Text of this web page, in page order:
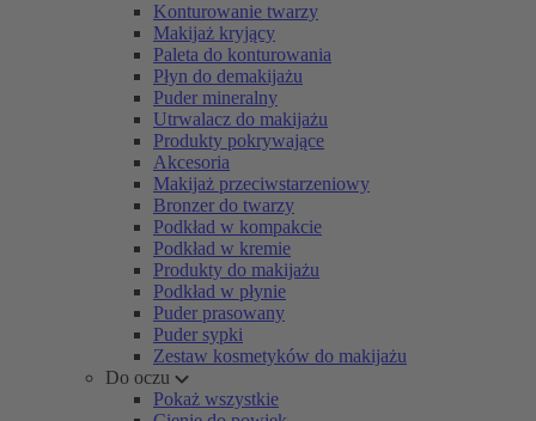
Konturowanie twarzy
Makijaż kryjący
Paleta do konturowania
Płyn do demakijażu
Puder mineralny
Utrwalacz do makijażu
Produkty pokrywające
Akcesoria
Makijaż przeciwstarzeniowy
Bronzer do twarzy
Podkład w kompakcie
Podkład w kremie
Produkty do makijażu
Podkład w płynie
Puder prasowany
Puder sypki
Zestaw kosmetyków do makijażu
Do oczu
Pokaż wszystkie